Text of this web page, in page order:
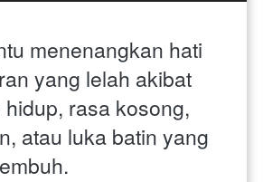
menenangkan hati
yang lelah akibat
rasa kosong,
atau luka batin yang